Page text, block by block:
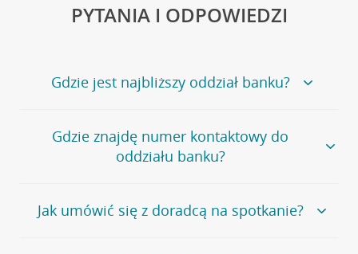
PYTANIA I ODPOWIEDZI
Gdzie jest najbliższy oddział banku?
Jeśli szukasz oddziału naszego banku, zapraszamy na
stronęPlacówki i bankomaty, na której znajduje się
wygodna wyszukiwarka.
oddziałów
Gdzie znajdę numer kontaktowy do
oddziału banku?
Bank Credit Agricole nie udostępnia ogólnego numeru
telefonu do placówki bankowej.
Jak umówić się z doradcą na spotkanie?